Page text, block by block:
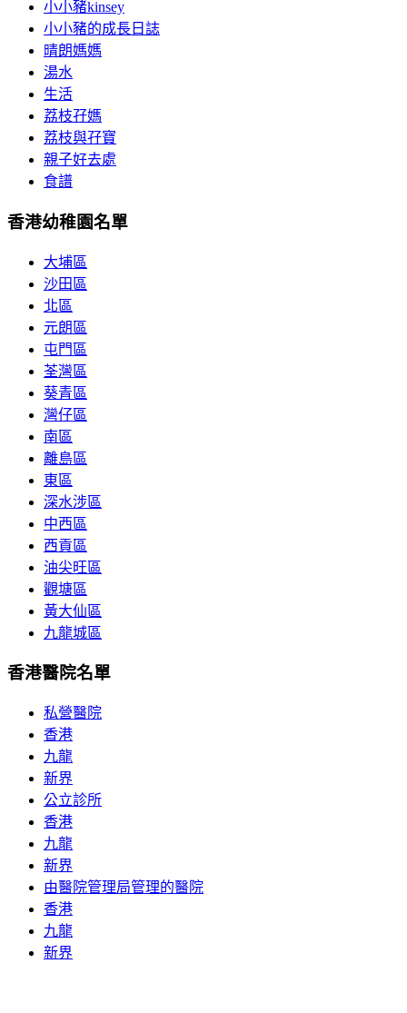
小小豬kinsey
小小豬的成長日誌
晴朗媽媽
湯水
生活
荔枝孖媽
荔枝與孖寶
親子好去處
食譜
香港幼稚園名單
大埔區
沙田區
北區
元朗區
屯門區
荃灣區
葵青區
灣仔區
南區
離島區
東區
深水涉區
中西區
西貢區
油尖旺區
觀塘區
黃大仙區
九龍城區
香港醫院名單
私營醫院
香港
九龍
新界
公立診所
香港
九龍
新界
由醫院管理局管理的醫院
香港
九龍
新界